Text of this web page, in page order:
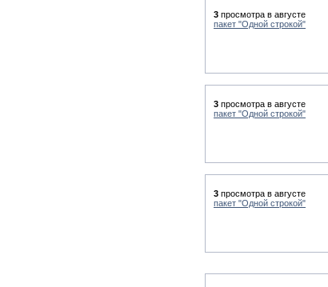
3 просмотра в августе
пакет "Одной строкой"
3 просмотра в августе
пакет "Одной строкой"
3 просмотра в августе
пакет "Одной строкой"